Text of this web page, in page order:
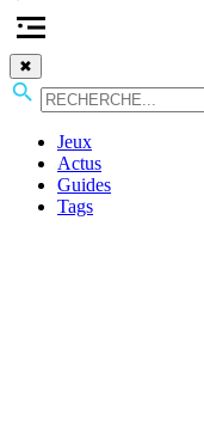
✖
Jeux
Actus
Guides
Tags